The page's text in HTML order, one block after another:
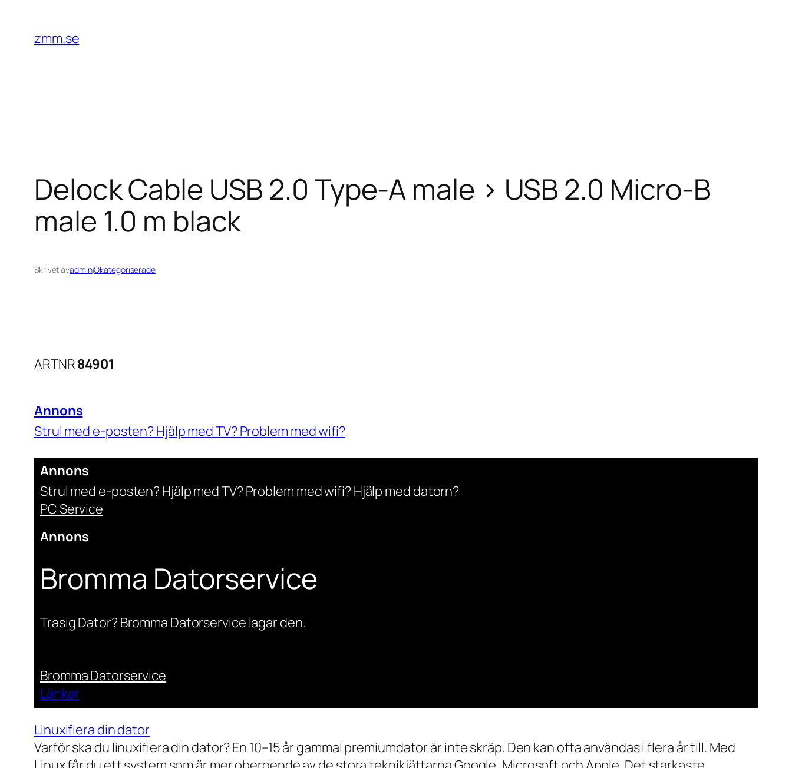
innehåll
zmm.se
Delock Cable USB 2.0 Type-A male > USB 2.0 Micro-B
male 1.0 m black
Skrivet avadminiOkategoriserade
ARTNR84901
Annons
Strul med e-posten? Hjälp med TV? Problem med wifi?
Annons
Strul med e-posten? Hjälp med TV? Problem med wifi? Hjälp med datorn?
PC Service
Annons
Bromma Datorservice
Trasig Dator? Bromma Datorservice lagar den.
Bromma Datorservice
Länkar
Linuxifiera din dator
Varför ska du linuxifiera din dator? En 10–15 år gammal premiumdator är inte skräp. Den kan ofta användas i flera år till. Med